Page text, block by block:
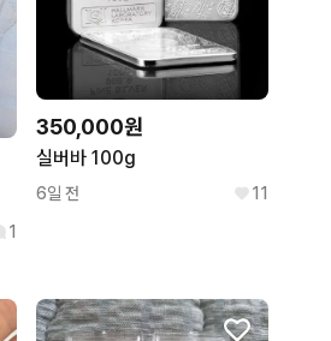
1
350,000원
실버바 100g
6일 전 11